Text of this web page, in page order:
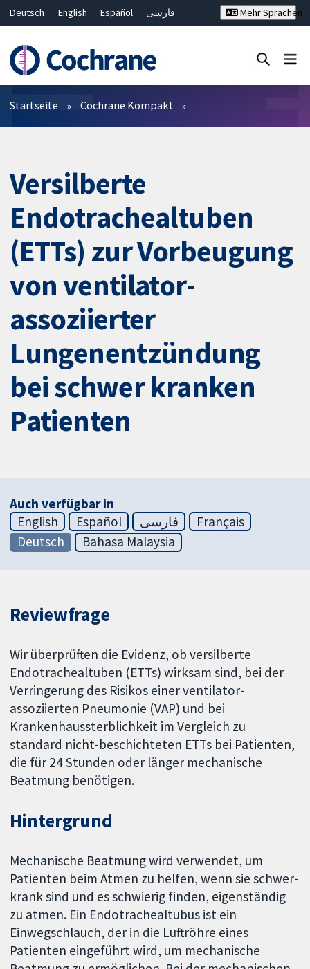
Deutsch English Español
فارسی
Bahasa Malaysia
ไทย
繁體中文
简体中文
Mehr Sprachen
Filter
Startseite Cochrane Kompakt
Versilberte
Endotrachealtuben
(ETTs) zur Vorbeugung
von ventilator-
assoziierter
Lungenentzündung
bei schwer kranken
Patienten
Auch verfügbar in
English
Español فارسی
Français
Deutsch
Bahasa Malaysia
Reviewfrage
Wir überprüften die Evidenz, ob versilberte
Endotrachealtuben (ETTs) wirksam sind, bei der
Verringerung des Risikos einer ventilator-
assoziierten Pneumonie (VAP) und bei
Krankenhaussterblichkeit im Vergleich zu
standard nicht-beschichteten ETTs bei Patienten,
die für 24 Stunden oder länger mechanische
Beatmung benötigen.
Hintergrund
Mechanische Beatmung wird verwendet, um
Patienten beim Atmen zu helfen, wenn sie schwer-
krank sind und es schwierig finden, eigenständig
zu atmen. Ein Endotrachealtubus ist ein
Einwegschlauch, der in die Luftröhre eines
Patienten eingeführt wird, um mechanische